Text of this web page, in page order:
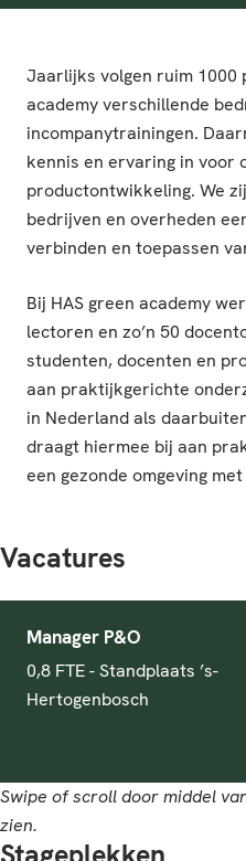
Jaarlijks volgen ruim 1000
academy verschillende
incompanytrainingen.
kennis en ervaring in voor
productontwikkeling. We
bedrijven en overheden
verbinden en toepassen
Bij HAS green academy
lectoren en zo’n 50
studenten, docenten en
aan praktijkgerichte
in Nederland als
draagt hiermee bij aan
een gezonde omgeving
Vacatures
Manager P&O
0,8 FTE - Standplaats ’s-
Hertogenbosch
Swipe of scroll door middel
zien.